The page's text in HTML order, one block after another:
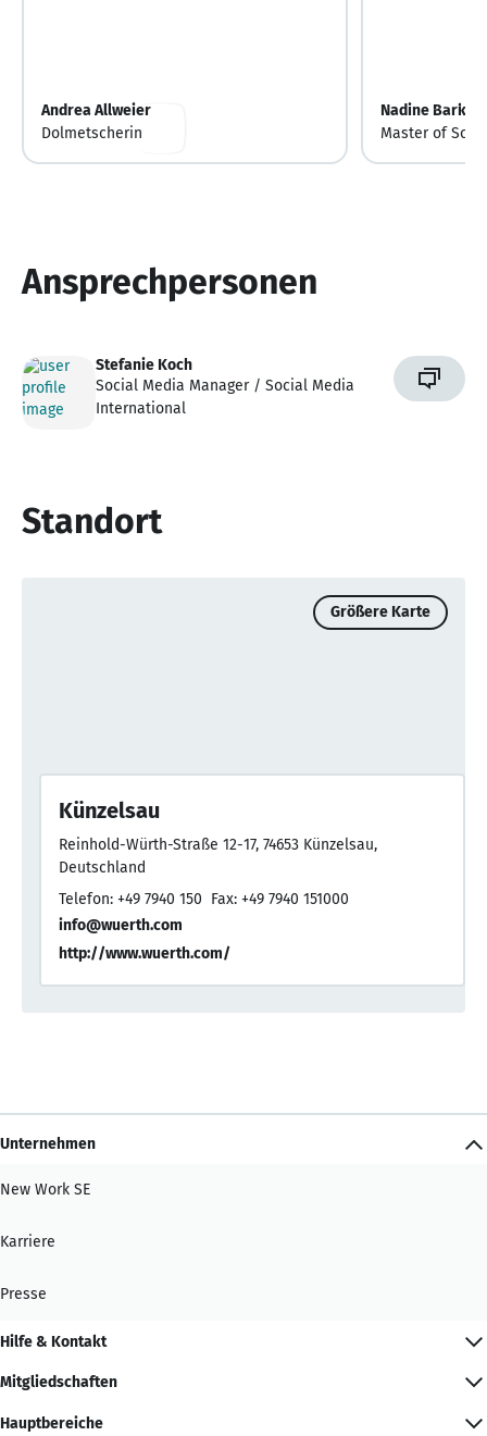
Andrea Allweier
Dolmetscherin
Nadine Barkow
Master of
Ansprechpersonen
Stefanie Koch
Social Media Manager / Social Media
International
Standort
Größere Karte
Künzelsau
Reinhold-Würth-Straße 12-17, 74653 Künzelsau,
Deutschland
Telefon: +49 7940 150 Fax: +49 7940 151000
info@wuerth.com
http://www.wuerth.com/
Unternehmen
New Work SE
Karriere
Presse
Hilfe & Kontakt
Mitgliedschaften
Hauptbereiche